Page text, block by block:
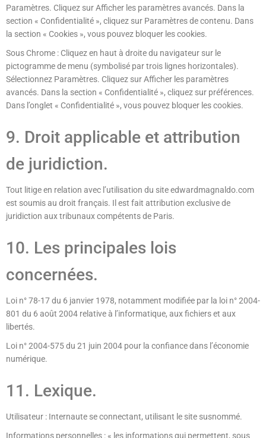
Paramètres. Cliquez sur Afficher les paramètres avancés. Dans la
section « Confidentialité », cliquez sur Paramètres de contenu. Dans
la section « Cookies », vous pouvez bloquer les cookies.
Sous Chrome : Cliquez en haut à droite du navigateur sur le
pictogramme de menu (symbolisé par trois lignes horizontales).
Sélectionnez Paramètres. Cliquez sur Afficher les paramètres
avancés. Dans la section « Confidentialité », cliquez sur préférences.
Dans l’onglet « Confidentialité », vous pouvez bloquer les cookies.
9. Droit applicable et attribution
de juridiction.
Tout litige en relation avec l’utilisation du site edwardmagnaldo.com
est soumis au droit français. Il est fait attribution exclusive de
juridiction aux tribunaux compétents de Paris.
10. Les principales lois
concernées.
Loi n° 78-17 du 6 janvier 1978, notamment modifiée par la loi n° 2004-
801 du 6 août 2004 relative à l’informatique, aux fichiers et aux
libertés.
Loi n° 2004-575 du 21 juin 2004 pour la confiance dans l’économie
numérique.
11. Lexique.
Utilisateur : Internaute se connectant, utilisant le site susnommé.
Informations personnelles : « les informations qui permettent, sous